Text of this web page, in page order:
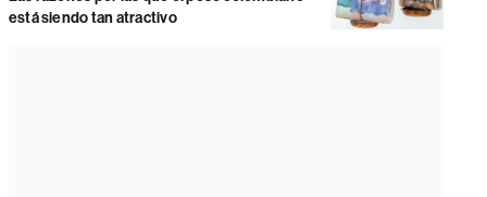
está siendo tan atractivo